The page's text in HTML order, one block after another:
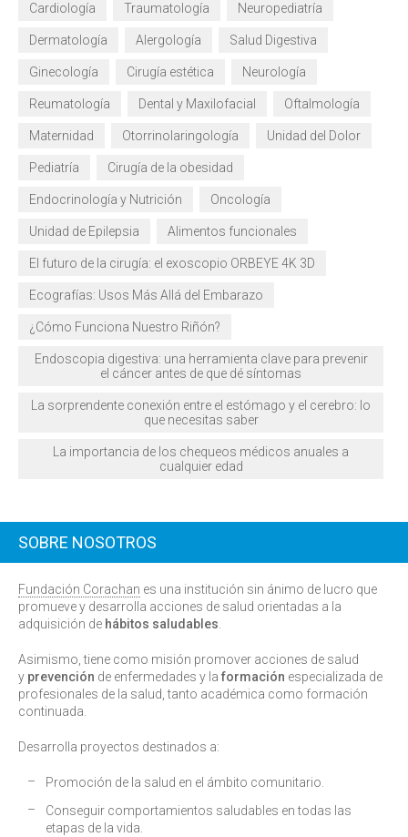
Cardiología Traumatología Neuropediatría
Dermatología Alergología Salud Digestiva
Ginecología Cirugía estética Neurología
Reumatología Dental y Maxilofacial Oftalmología
Maternidad Otorrinolaringología Unidad del Dolor
Pediatría Cirugía de la obesidad
Endocrinología y Nutrición Oncología
Unidad de Epilepsia Alimentos funcionales
El futuro de la cirugía: el exoscopio ORBEYE 4K 3D
Ecografías: Usos Más Allá del Embarazo
¿Cómo Funciona Nuestro Riñón?
Endoscopia digestiva: una herramienta clave para prevenir
el cáncer antes de que dé síntomas
La sorprendente conexión entre el estómago y el cerebro: lo
que necesitas saber
La importancia de los chequeos médicos anuales a
cualquier edad
SOBRE NOSOTROS
Fundación Corachan es una institución sin ánimo de lucro que
promueve y desarrolla acciones de salud orientadas a la
adquisición de hábitos saludables.
Asimismo, tiene como misión promover acciones de salud
y prevención de enfermedades y la formación especializada de
profesionales de la salud, tanto académica como formación
continuada.
Desarrolla proyectos destinados a:
Promoción de la salud en el ámbito comunitario.
Conseguir comportamientos saludables en todas las
etapas de la vida.